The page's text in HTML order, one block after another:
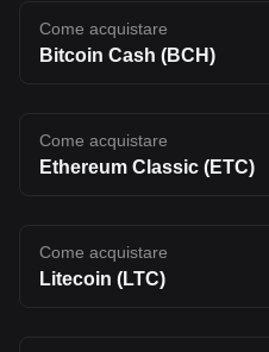
Come acquistare
Bitcoin Cash (BCH)
Come acquistare
Ethereum Classic (ETC)
Come acquistare
Litecoin (LTC)